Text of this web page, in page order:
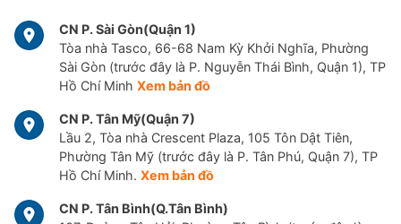
CN P. Sài Gòn(Quận 1)
Tòa nhà Tasco, 66-68 Nam Kỳ Khởi Nghĩa, Phường
Sài Gòn (trước đây là P. Nguyễn Thái Bình, Quận 1), TP
Hồ Chí Minh Xem bản đồ
CN P. Tân Mỹ(Quận 7)
Lầu 2, Tòa nhà Crescent Plaza, 105 Tôn Dật Tiên,
Phường Tân Mỹ (trước đây là P. Tân Phú, Quận 7), TP
Hồ Chí Minh. Xem bản đồ
CN P. Tân Bình(Q.Tân Bình)